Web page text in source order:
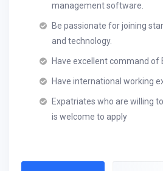
management software.
Be passionate for joining
and technology.
Have excellent command of
Have international working
Expatriates who are willing
is welcome to apply